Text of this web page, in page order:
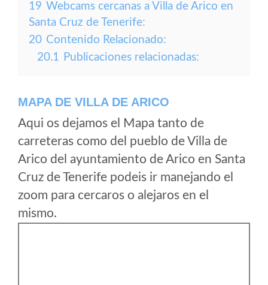
19 Webcams cercanas a Villa de Arico en
Santa Cruz de Tenerife:
20 Contenido Relacionado:
20.1 Publicaciones relacionadas:
MAPA DE VILLA DE ARICO
Aqui os dejamos el Mapa tanto de
carreteras como del pueblo de Villa de
Arico del ayuntamiento de Arico en Santa
Cruz de Tenerife podeis ir manejando el
zoom para cercaros o alejaros en el
mismo.